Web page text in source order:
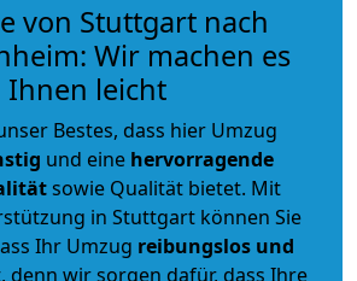
von Stuttgart nach
Wir machen es
Ihnen leicht
Bestes, dass hier Umzug
und eine hervorragende
sowie Qualität bietet. Mit
in Stuttgart können Sie
Ihr Umzug reibungslos und
wir sorgen dafür, dass Ihre